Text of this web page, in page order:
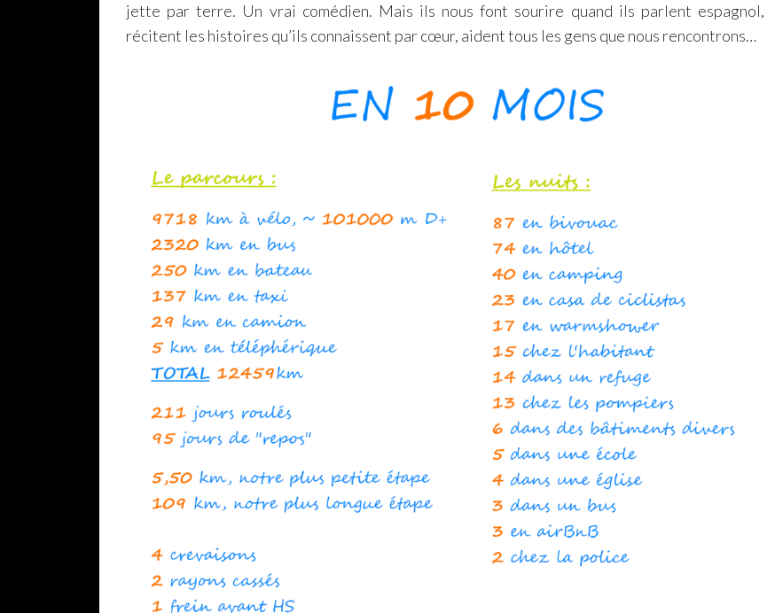
jette par terre. Un vrai comédien. Mais ils nous font sourire quand ils parlent espagnol,
récitent les histoires qu’ils connaissent par cœur, aident tous les gens que nous rencontrons…